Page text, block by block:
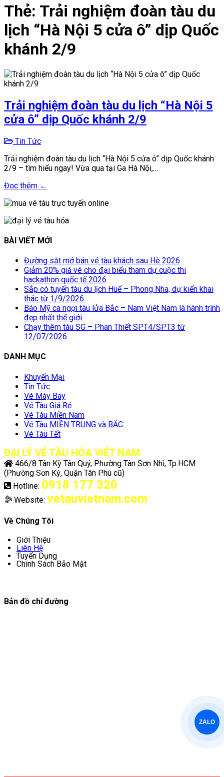
Thẻ: Trải nghiệm đoàn tàu du
lịch “Hà Nội 5 cửa ô” dịp Quốc
khánh 2/9
Trải nghiệm đoàn tàu du lịch “Hà Nội 5
cửa ô” dịp Quốc khánh 2/9
Tin Tức
Trải nghiệm đoàn tàu du lịch “Hà Nội 5 cửa ô” dịp Quốc khánh
2/9 – tìm hiểu ngay! Vừa qua tại Ga Hà Nội,…
Đọc thêm ←
BÀI VIẾT MỚI
Đường sắt mở bán vé tàu khách sau Hè 2026
Giảm 20% giá vé cho đại biểu tham dự cuộc thi
hackathon quốc tế 2026
Sắp có tuyến tàu du lịch Huế – Phong Nha, dự kiến khai
thác từ 1/9/2026
Báo Mỹ ca ngợi tàu lửa Bắc – Nam Việt Nam là hành trình
đẹp nhất thế giới
Chạy thêm tàu SG – Phan Thiết SPT4/SPT3 từ
12/07/2026
DANH MỤC
Khuyến Mại
Tin Tức
Vé Máy Bay
Vé Tàu Giá Rẻ
Vé Tàu Miền Nam
Vé Tàu MIỀN TRUNG và BẮC
Vé Tàu Tết
ĐẠI LÝ VÉ TÀU HỎA VIỆT NAM
466/8 Tân Kỳ Tân Quý, Phường Tân Sơn Nhì, Tp.HCM
(Phường Sơn Kỳ, Quận Tân Phú cũ)
Hotline: 0918 177 320
Website: vetauvietnam.com
Về Chúng Tôi
Giới Thiệu
Liên Hệ
Tuyển Dụng
Chính Sách Bảo Mật
Bản đồ chỉ đường
ZALO